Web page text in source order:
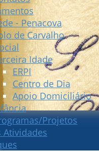
- Penacova
de Carvalho
Idade
ERPI
Centro de Dia
Apoio Domiciliário
Projetos
Atividades